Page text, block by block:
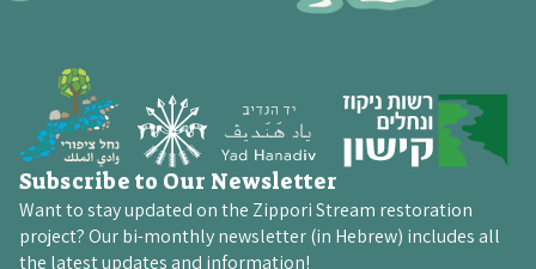
Subscribe to Our Newsletter
Want to stay updated on the Zippori Stream restoration
project? Our bi-monthly newsletter (in Hebrew) includes all
the latest updates and information!